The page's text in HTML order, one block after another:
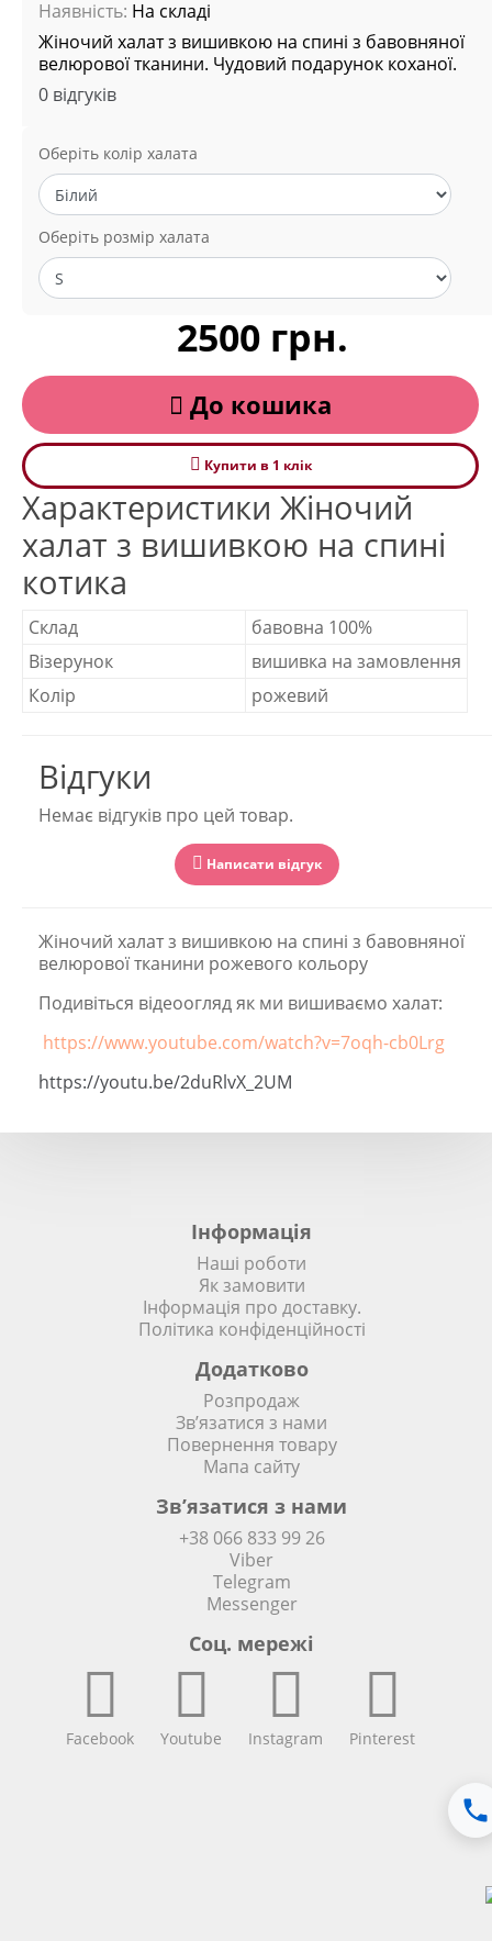
Наявність: На складі
Жіночий халат з вишивкою на спині з бавовняної
велюрової тканини. Чудовий подарунок коханої.
0 відгуків
Оберіть колір халата
Оберіть розмір халата
2500 грн.
До кошика
Купити в 1 клiк
Характеристики Жіночий
халат з вишивкою на спині
котика
Склад
бавовна 100%
Візерунок
вишивка на замовлення
Колір
рожевий
Відгуки
Немає відгуків про цей товар.
Написати відгук
Жіночий халат з вишивкою на спині з бавовняної
велюрової тканини рожевого кольору
Подивіться відеоогляд як ми вишиваємо халат:
https://www.youtube.com/watch?v=7oqh-cb0Lrg
https://youtu.be/2duRlvX_2UM
Інформація
Наші роботи
Як замовити
Інформація про доставку.
Політика конфіденційності
Додатково
Розпродаж
Зв’язатися з нами
Повернення товару
Мапа сайту
Зв’язатися з нами
+38 066 833 99 26
Viber
Telegram
Messenger
Соц. мережi
Facebook Youtube Instagram Pinterest